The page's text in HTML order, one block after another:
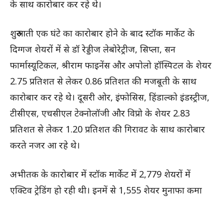
के साथ कारोबार कर रहे थे।
शुरुआती एक घंटे का कारोबार होने के बाद स्टॉक मार्केट के
दिग्गज शेयरों में से डॉ रेड्डीज लेबोरेट्रीज, सिप्ला, सन
फार्मास्यूटिकल, श्रीराम फाइनेंस और अपोलो हॉस्पिटल के शेयर
2.75 प्रतिशत से लेकर 0.86 प्रतिशत की मजबूती के साथ
कारोबार कर रहे थे। दूसरी ओर, इंफोसिस, हिंडाल्को इंडस्ट्रीज,
टीसीएस, एचसीएल टेक्नोलॉजी और विप्रो के शेयर 2.83
प्रतिशत से लेकर 1.20 प्रतिशत की गिरावट के साथ कारोबार
करते नजर आ रहे थे।
अभीतक के कारोबार में स्टॉक मार्केट में 2,779 शेयरों में
एक्टिव ट्रेडिंग हो रही थी। इनमें से 1,555 शेयर मुनाफा कमा